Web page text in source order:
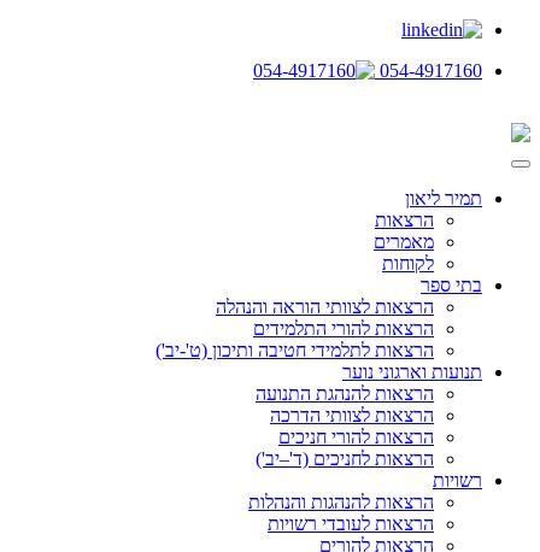
054-4917160
תמיר ליאון
הרצאות
מאמרים
לקוחות
בתי ספר
הרצאות לצוותי הוראה והנהלה
הרצאות להורי התלמידים
הרצאות לתלמידי חטיבה ותיכון (ט'-יב')
תנועות וארגוני נוער
הרצאות להנהגת התנועה
הרצאות לצוותי הדרכה
הרצאות להורי חניכים
הרצאות לחניכים (ד'–יב')
רשויות
הרצאות להנהגות והנהלות
הרצאות לעובדי רשויות
הרצאות להורים